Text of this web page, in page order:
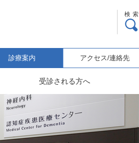
検索
診療案内 アクセス/連絡先
受診される方へ